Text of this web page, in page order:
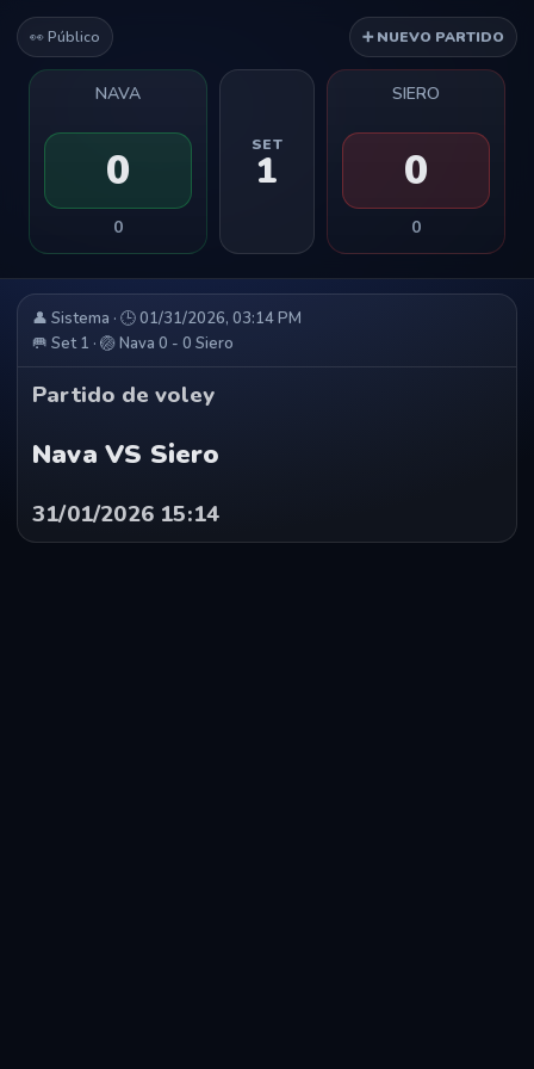
👀 Público ➕ NUEVO PARTIDO
NAVA
0
0
SET
1
SIERO
0
0
👤 Sistema · 🕒 01/31/2026, 03:14 PM
🥅 Set 1 · 🏐 Nava 0 - 0 Siero
Partido de voley
Nava VS Siero
31/01/2026 15:14